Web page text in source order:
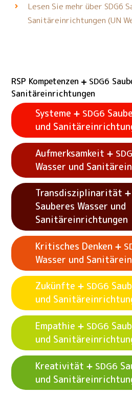
Lesen Sie mehr über SDG6
Sanitäreinrichtungen (UN
RSP Kompetenzen SDG6
Sanitäreinrichtungen
Systeme SDG6
und
Siehe Beispielaktivitäten
Sauberes Wasser und
Aufmerksamkeit
Wasser und
Siehe Beispielaktivitäten
Sauberes Wasser und
Transdisziplinarität
Sauberes Wasser und
Sanitäreinrichtungen
Siehe Beispielaktivitäten
SDG6Sauberes Wasser
Kritisches Denken
Wasser und
Siehe Beispielaktivitäten
SDG6Sauberes Wasser
Zukünfte SDG6
und
Empathie SDG6
und
Kreativität SDG6
und